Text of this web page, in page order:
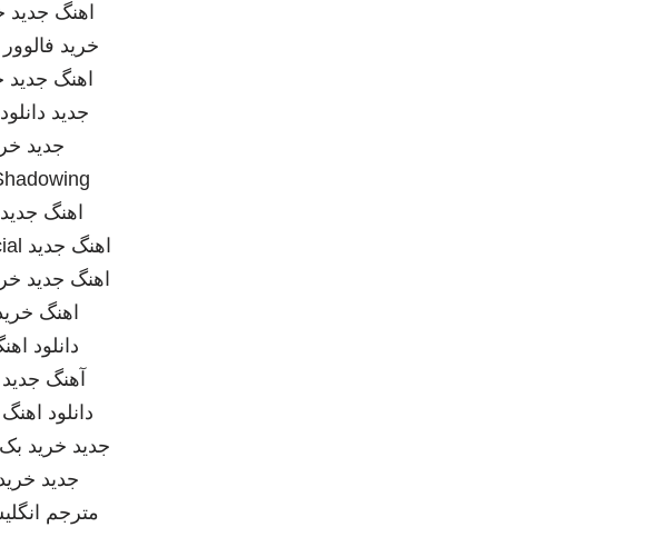
اهنگ جدید
خرید فالوور
اهنگ جدید
جدید
جدید
اهنگ جدید
اهنگ جدید
اهنگ جدید
اهنگ
دانلود
آهنگ جدید
دانلود
جدید خرید
جدید
مترجم